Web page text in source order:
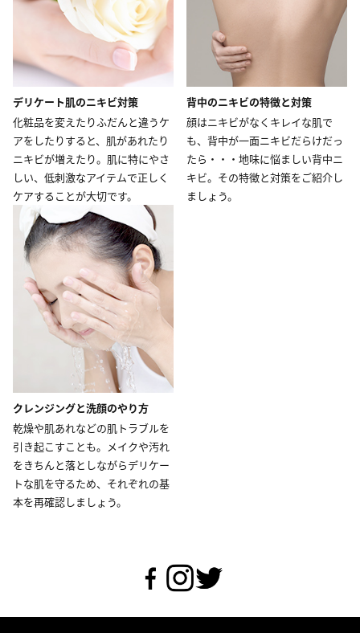
デリケート肌のニキビ対策
化粧品を変えたりふだんと違うケ
アをしたりすると、肌があれたり
ニキビが増えたり。肌に特にやさ
しい、低刺激なアイテムで正しく
ケアすることが大切です。
背中のニキビの特徴と対策
顔はニキビがなくキレイな肌で
も、背中が一面ニキビだらけだっ
たら・・・地味に悩ましい背中ニ
キビ。その特徴と対策をご紹介し
ましょう。
クレンジングと洗顔のやり方
乾燥や肌あれなどの肌トラブルを
引き起こすことも。メイクや汚れ
をきちんと落としながらデリケー
トな肌を守るため、それぞれの基
本を再確認しましょう。